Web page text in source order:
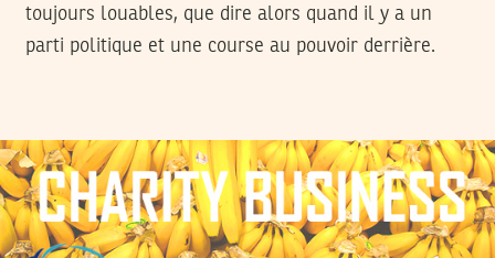
toujours louables, que dire alors quand il y a un
parti politique et une course au pouvoir derrière.